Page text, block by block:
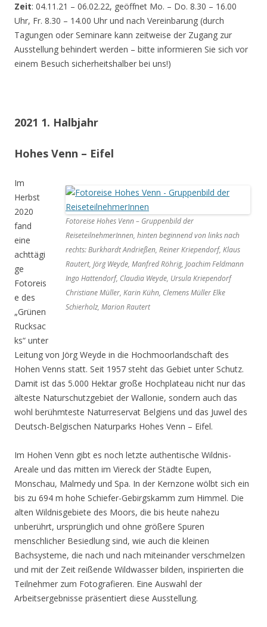
Zeit: 04.11.21 – 06.02.22, geöffnet Mo. – Do. 8.30 – 16.00
Uhr, Fr. 8.30 – 14.00 Uhr und nach Vereinbarung (durch
Tagungen oder Seminare kann zeitweise der Zugang zur
Ausstellung behindert werden – bitte informieren Sie sich vor
einem Besuch sicherheitshalber bei uns!)
2021 1. Halbjahr
Hohes Venn – Eifel
Fotoreise Hohes Venn – Gruppenbild der
ReiseteilnehmerInnen, hinten beginnend von links nach
rechts: Burkhardt Andrießen, Reiner Kriependorf, Klaus
Rautert, Jörg Weyde, Manfred Röhrig, Joachim Feldmann
Ingo Hattendorf, Claudia Weyde, Ursula Kriependorf
Christiane Müller, Karin Kühn, Clemens Müller Elke
Schierholz, Marion Rautert
Im
Herbst
2020
fand
eine
achttägi
ge
Fotoreis
e des
„Grünen
Rucksac
ks“ unter
Leitung von Jörg Weyde in die Hochmoorlandschaft des
Hohen Venns statt. Seit 1957 steht das Gebiet unter Schutz.
Damit ist das 5.000 Hektar große Hochplateau nicht nur das
älteste Naturschutzgebiet der Wallonie, sondern auch das
wohl berühmteste Naturreservat Belgiens und das Juwel des
Deutsch-Belgischen Naturparks Hohes Venn – Eifel.
Im Hohen Venn gibt es noch letzte authentische Wildnis-
Areale und das mitten im Viereck der Städte Eupen,
Monschau, Malmedy und Spa. In der Kernzone wölbt sich ein
bis zu 694 m hohe Schiefer-Gebirgskamm zum Himmel. Die
alten Wildnisgebiete des Moors, die bis heute nahezu
unberührt, ursprünglich und ohne größere Spuren
menschlicher Besiedlung sind, wie auch die kleinen
Bachsysteme, die nach und nach miteinander verschmelzen
und mit der Zeit reißende Wildwasser bilden, inspirierten die
Teilnehmer zum Fotografieren. Eine Auswahl der
Arbeitsergebnisse präsentiert diese Ausstellung.